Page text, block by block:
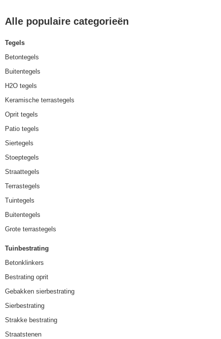
Alle populaire categorieën
Tegels
Betontegels
Buitentegels
H2O tegels
Keramische terrastegels
Oprit tegels
Patio tegels
Siertegels
Stoeptegels
Straattegels
Terrastegels
Tuintegels
Buitentegels
Grote terrastegels
Tuinbestrating
Betonklinkers
Bestrating oprit
Gebakken sierbestrating
Sierbestrating
Strakke bestrating
Straatstenen